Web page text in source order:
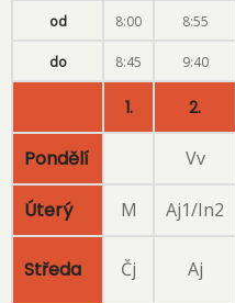
od 8:00 8:55
do 8:45 9:40
1. 2.
Pondělí Vv
Úterý M Aj1/In2
Středa Čj Aj